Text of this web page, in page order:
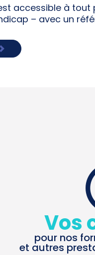
accessible à
– avec un
Vos
pour nos
et autres